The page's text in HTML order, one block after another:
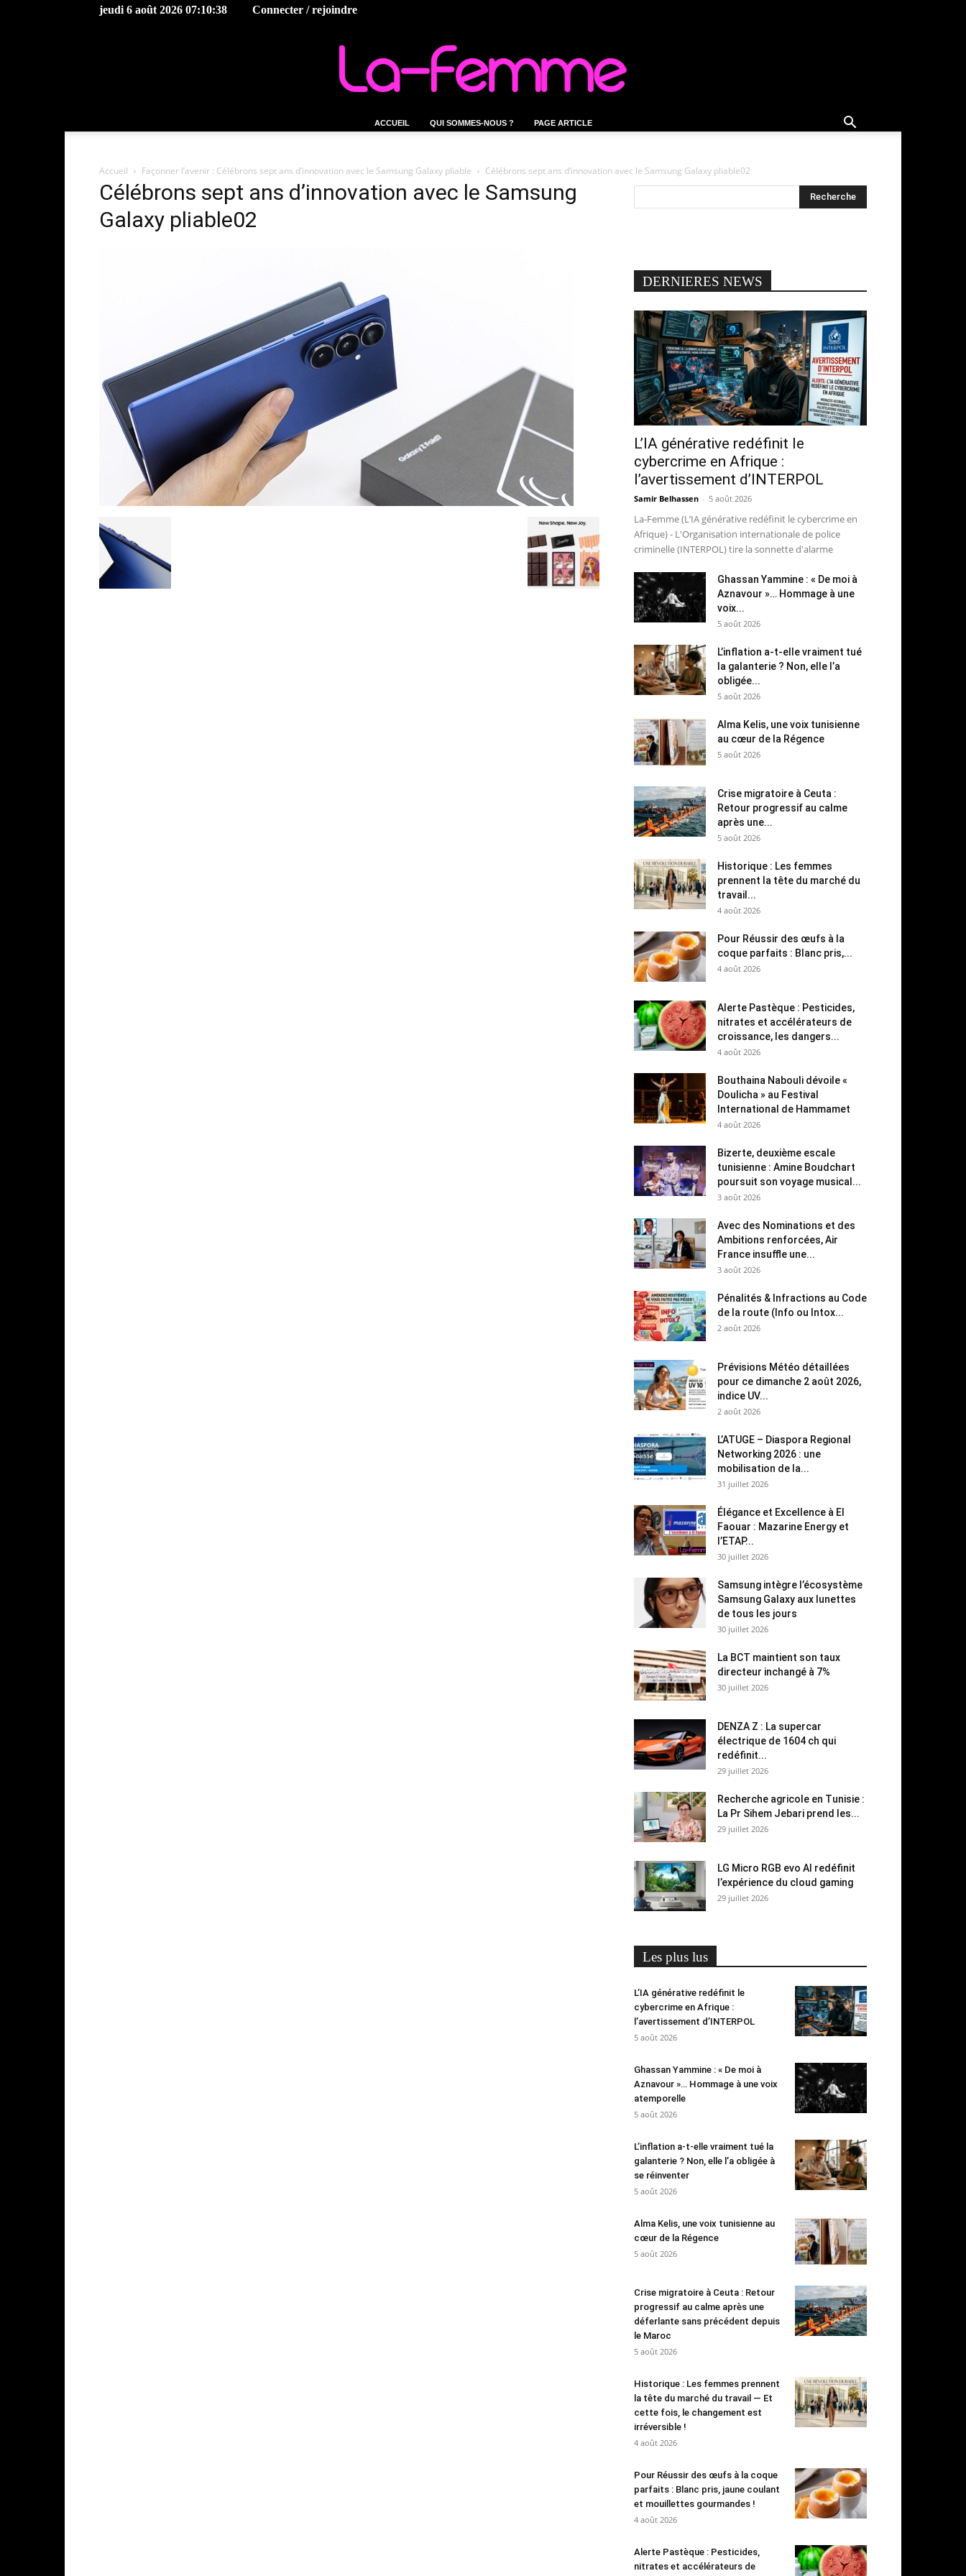
jeudi 6 août 2026 07:10:38 Connecter / rejoindre
ACCUEIL QUI SOMMES-NOUS ? PAGE ARTICLE
Accueil Façonner l’avenir : Célébrons sept ans d’innovation avec le Samsung Galaxy pliable Célébrons sept ans d’innovation avec le Samsung Galaxy pliable02
Célébrons sept ans d’innovation avec le Samsung
Galaxy pliable02
DERNIERES NEWS
L’IA générative redéfinit le
cybercrime en Afrique :
l’avertissement d’INTERPOL
Samir Belhassen - 5 août 2026
La-Femme (L’IA générative redéfinit le cybercrime en
Afrique) - L'Organisation internationale de police
criminelle (INTERPOL) tire la sonnette d'alarme
Ghassan Yammine : « De moi à
Aznavour »… Hommage à une
voix...
5 août 2026
L’inflation a-t-elle vraiment tué
la galanterie ? Non, elle l’a
obligée...
5 août 2026
Alma Kelis, une voix tunisienne
au cœur de la Régence
5 août 2026
Crise migratoire à Ceuta :
Retour progressif au calme
après une...
5 août 2026
Historique : Les femmes
prennent la tête du marché du
travail...
4 août 2026
Pour Réussir des œufs à la
coque parfaits : Blanc pris,...
4 août 2026
Alerte Pastèque : Pesticides,
nitrates et accélérateurs de
croissance, les dangers...
4 août 2026
Bouthaina Nabouli dévoile «
Doulicha » au Festival
International de Hammamet
4 août 2026
Bizerte, deuxième escale
tunisienne : Amine Boudchart
poursuit son voyage musical...
3 août 2026
Avec des Nominations et des
Ambitions renforcées, Air
France insuffle une...
3 août 2026
Pénalités & Infractions au Code
de la route (Info ou Intox...
2 août 2026
Prévisions Météo détaillées
pour ce dimanche 2 août 2026,
indice UV...
2 août 2026
L’ATUGE – Diaspora Regional
Networking 2026 : une
mobilisation de la...
31 juillet 2026
Élégance et Excellence à El
Faouar : Mazarine Energy et
l’ETAP...
30 juillet 2026
Samsung intègre l’écosystème
Samsung Galaxy aux lunettes
de tous les jours
30 juillet 2026
La BCT maintient son taux
directeur inchangé à 7%
30 juillet 2026
DENZA Z : La supercar
électrique de 1604 ch qui
redéfinit...
29 juillet 2026
Recherche agricole en Tunisie :
La Pr Sihem Jebari prend les...
29 juillet 2026
LG Micro RGB evo AI redéfinit
l’expérience du cloud gaming
29 juillet 2026
Les plus lus
L’IA générative redéfinit le
cybercrime en Afrique :
l’avertissement d’INTERPOL
5 août 2026
Ghassan Yammine : « De moi à
Aznavour »… Hommage à une voix
atemporelle
5 août 2026
L’inflation a-t-elle vraiment tué la
galanterie ? Non, elle l’a obligée à
se réinventer
5 août 2026
Alma Kelis, une voix tunisienne au
cœur de la Régence
5 août 2026
Crise migratoire à Ceuta : Retour
progressif au calme après une
déferlante sans précédent depuis
le Maroc
5 août 2026
Historique : Les femmes prennent
la tête du marché du travail — Et
cette fois, le changement est
irréversible !
4 août 2026
Pour Réussir des œufs à la coque
parfaits : Blanc pris, jaune coulant
et mouillettes gourmandes !
4 août 2026
Alerte Pastèque : Pesticides,
nitrates et accélérateurs de